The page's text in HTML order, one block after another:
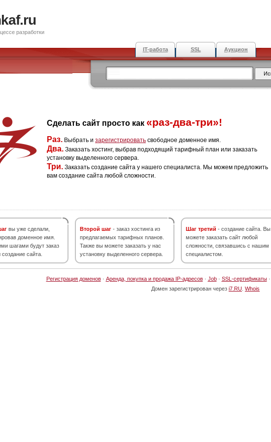
разработки
IT-работа SSL Аукцион
Сделать сайт просто как «раз-два-три»!
Раз. Выбрать и зарегистрировать свободное доменное имя.
Два. Заказать хостинг, выбрав подходящий тарифный план или заказать
установку выделенного сервера.
Три. Заказать создание сайта у нашего специалиста. Мы можем предложить
вам создание сайта любой сложности.
вы уже сделали,
доменное имя.
шагами будут заказ
создание сайта.
Второй шаг - заказ хостинга из
предлагаемых тарифных планов.
Также вы можете заказать у нас
установку выделенного сервера.
Шаг третий - создание сайта. Вы
можете заказать сайт любой
сложности, связавшись с нашим
специалистом.
Регистрация доменов· Аренда, покупка и продажа IP-адресов· Job· SSL-сертификаты·
Домен зарегистрирован через i7.RU Whois